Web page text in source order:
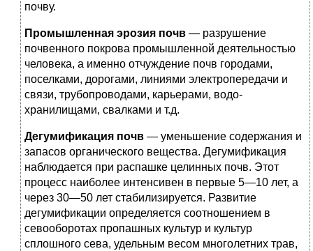
почву.
Промышленная эрозия почв — разрушение
почвенного по­крова промышленной деятельностью
человека, а именно отчуждение почв городами,
поселками, дорогами, линиями электропередачи и
связи, трубопроводами, карьерами, водо­
хранилищами, свалками и т.д.
Дегумификация почв — уменьшение содержания и
запасов органического вещества. Дегумификация
наблюдается при рас­пашке целинных почв. Этот
процесс наиболее интенсивен в первые 5—10 лет, а
через 30—50 лет стабилизируется. Развитие
дегумификации определяется соотношением в
севооборотах пропашных культур и культур
сплошного сева, удельным ве­сом многолетних трав,